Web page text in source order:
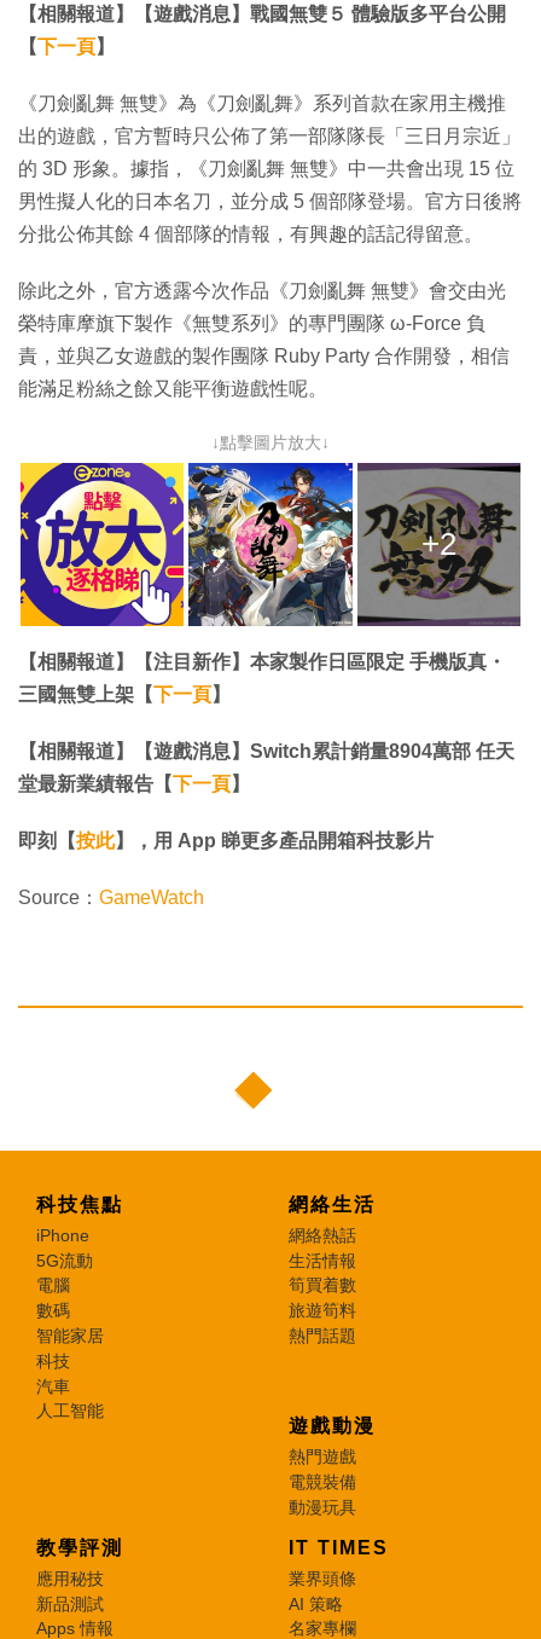
【相關報道】【遊戲消息】戰國無雙５ 體驗版多平台公開
【下一頁】
《刀劍亂舞 無雙》為《刀劍亂舞》系列首款在家用主機推
出的遊戲，官方暫時只公佈了第一部隊隊長「三日月宗近」
的 3D 形象。據指，《刀劍亂舞 無雙》中一共會出現 15 位
男性擬人化的日本名刀，並分成 5 個部隊登場。官方日後將
分批公佈其餘 4 個部隊的情報，有興趣的話記得留意。
除此之外，官方透露今次作品《刀劍亂舞 無雙》會交由光
榮特庫摩旗下製作《無雙系列》的專門團隊 ω-Force 負
責，並與乙女遊戲的製作團隊 Ruby Party 合作開發，相信
能滿足粉絲之餘又能平衡遊戲性呢。
↓點擊圖片放大↓
+2
【相關報道】【注目新作】本家製作日區限定 手機版真・
三國無雙上架【下一頁】
【相關報道】【遊戲消息】Switch累計銷量8904萬部 任天
堂最新業績報告【下一頁】
即刻【按此】，用 App 睇更多產品開箱科技影片
Source： GameWatch
科技焦點
iPhone
5G流動
電腦
數碼
智能家居
科技
汽車
人工智能
網絡生活
網絡熱話
生活情報
筍買着數
旅遊筍料
熱門話題
遊戲動漫
熱門遊戲
電競裝備
動漫玩具
教學評測
應用秘技
新品測試
Apps 情報
IT TIMES
業界頭條
AI 策略
名家專欄